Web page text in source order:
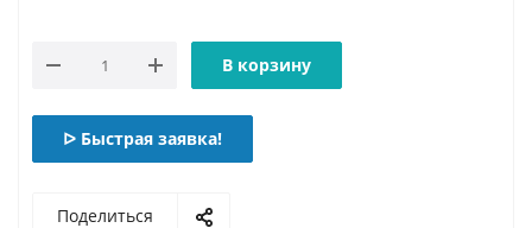
В корзину
ᐅ Быстрая заявка!
Поделиться